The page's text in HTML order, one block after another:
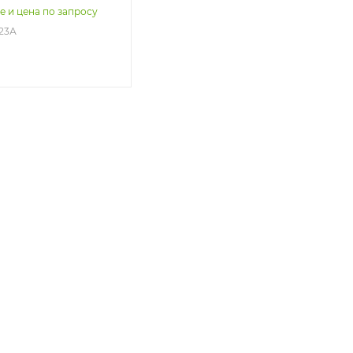
и цена по запросу